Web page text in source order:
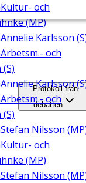
Kultur- och
(MP)
Annelie Karlsson
Arbetsm.- och
Annelie Karlsson
Arbetsm.- och
Stefan Nilsson
Kultur- och
(MP)
Stefan Nilsson
Protokoll från
debatten